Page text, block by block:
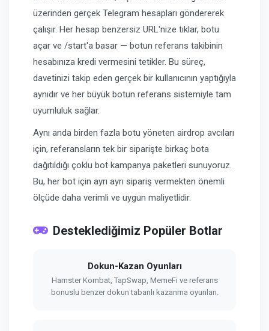
üzerinden gerçek Telegram hesapları göndererek
çalışır. Her hesap benzersiz URL'nize tıklar, botu
açar ve /start'a basar — botun referans takibinin
hesabınıza kredi vermesini tetikler. Bu süreç,
davetinizi takip eden gerçek bir kullanıcının yaptığıyla
aynıdır ve her büyük botun referans sistemiyle tam
uyumluluk sağlar.
Aynı anda birden fazla botu yöneten airdrop avcıları
için, referansların tek bir siparişte birkaç bota
dağıtıldığı çoklu bot kampanya paketleri sunuyoruz.
Bu, her bot için ayrı ayrı sipariş vermekten önemli
ölçüde daha verimli ve uygun maliyetlidir.
Desteklediğimiz Popüler Botlar
Dokun-Kazan Oyunları
Hamster Kombat, TapSwap, MemeFi ve referans
bonuslu benzer dokun tabanlı kazanma oyunları.